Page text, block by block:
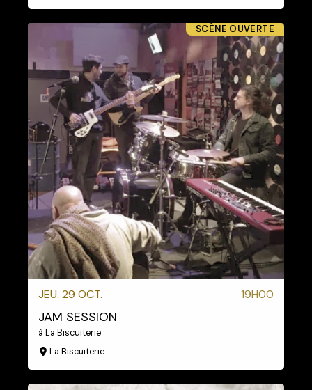
SCÈNE OUVERTE
JEU. 29 OCT. 19H00
JAM SESSION
à La Biscuiterie
La Biscuiterie